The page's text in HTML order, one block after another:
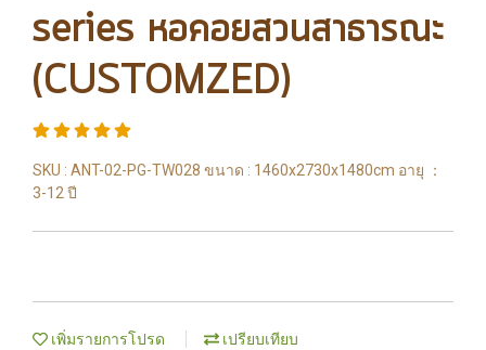
series หอคอยสวนสาธารณะ
(CUSTOMZED)
SKU : ANT-02-PG-TW028 ขนาด : 1460x2730x1480cm อายุ ：
3-12 ปี
เพิ่มรายการโปรด เปรียบเทียบ